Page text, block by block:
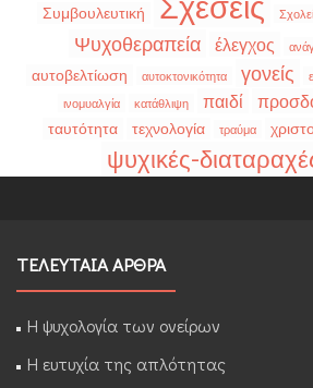
Συμβουλευτική
Ψυχοθεραπεία
έλεγχος
αυτοβελτίωση αυτοκτονικότητα γονείς
ινομυαλγία κατάθλιψη παιδί
ταυτότητα τεχνολογία τραύμα
ψυχικές-
ΤΕΛΕΥΤΑΙΑ ΑΡΘΡΑ
Η ψυχολογία των ονείρων
Η ευτυχία της απλότητας